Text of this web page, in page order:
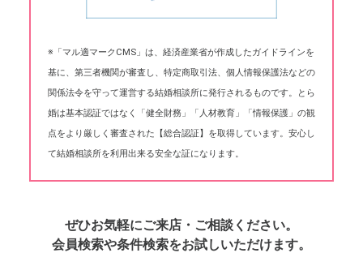
※「マル適マークCMS」は、経済産業省が作成したガイドラインを
基に、第三者機関が審査し、特定商取引法、個人情報保護法などの
関係法令を守って運営する結婚相談所に発行されるものです。とら
婚は基本認証ではなく「健全財務」「人材教育」「情報保護」の観
点をより厳しく審査された【総合認証】を取得しています。安心し
て結婚相談所を利用出来る安全な証になります。
ぜひお気軽にご来店・ご相談ください。
会員検索や条件検索をお試しいただけます。